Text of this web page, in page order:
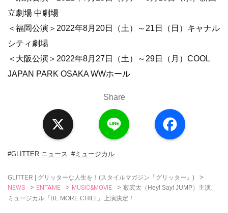
立劇場 中劇場
＜福岡公演＞2022年8月20日（土）～21日（日）キャナル
シティ劇場
＜大阪公演＞2022年8月27日（土）～29日（月）COOL
JAPAN PARK OSAKA WWホール
Share
a
c
#GLITTER ニュース #ミュージカル
GLITTER | グリッターな人生を！(スタイルマガジン『グリッター』) >
NEWS > ENTAME > MUSIC&MOVIE > 薮宏太（Hey! Say! JUMP）主演、
ミュージカル『BE MORE CHILL』上演決定！